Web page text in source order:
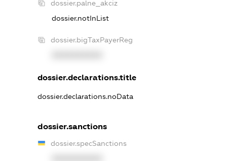
dossier.palne_akciz
dossier.notInList
dossier.bigTaxPayerReg
dossier.declarations.title
dossier.declarations.noData
dossier.sanctions
dossier.specSanctions